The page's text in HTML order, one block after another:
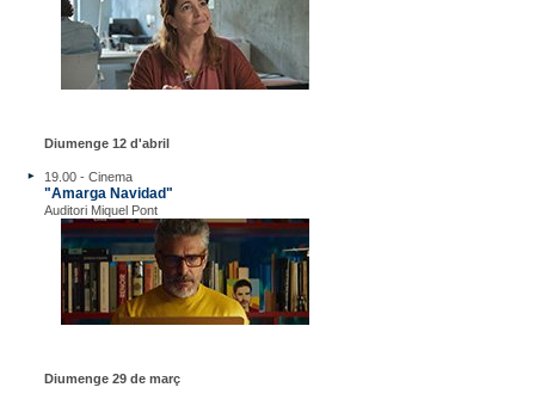
Diumenge 12 d'abril
19.00 - Cinema
"Amarga Navidad"
Auditori Miquel Pont
Diumenge 29 de març